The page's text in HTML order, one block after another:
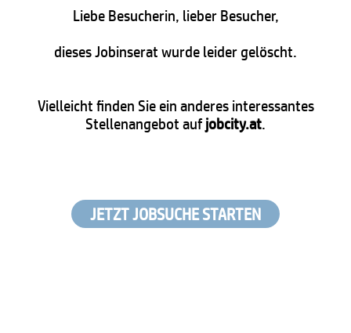
Liebe Besucherin, lieber Besucher,
dieses Jobinserat wurde leider gelöscht.
Vielleicht finden Sie ein anderes interessantes
Stellenangebot aufjobcity.at.
JETZT JOBSUCHE STARTEN